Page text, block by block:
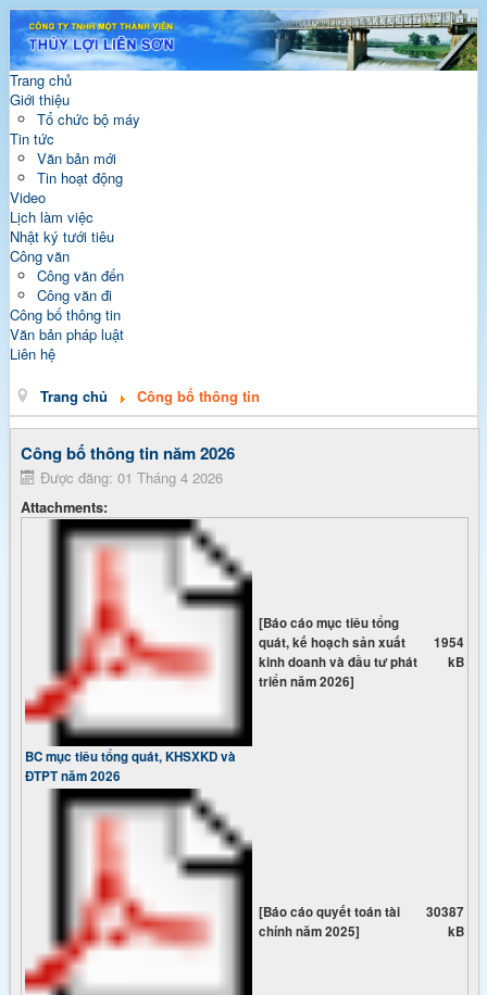
Trang chủ
Giới thiệu
Tổ chức bộ máy
Tin tức
Văn bản mới
Tin hoạt động
Video
Lịch làm việc
Nhật ký tưới tiêu
Công văn
Công văn đến
Công văn đi
Công bố thông tin
Văn bản pháp luật
Liên hệ
Trang chủ Công bố thông tin
Công bố thông tin năm 2026
Được đăng: 01 Tháng 4 2026
Attachments:
BC mục tiêu tổng quát, KHSXKD và
ĐTPT năm 2026
[Báo cáo mục tiêu tổng
quát, kế hoạch sản xuất
kinh doanh và đầu tư phát
triển năm 2026]
1954
kB
[Báo cáo quyết toán tài
chính năm 2025]
30387
kB